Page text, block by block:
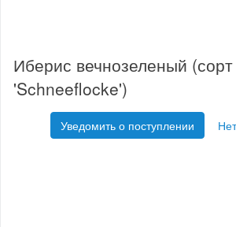
Иберис вечнозеленый (сорт
'Schneeflocke')
Уведомить о поступлении